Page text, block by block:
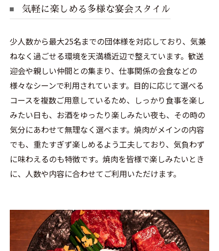
気軽に楽しめる多様な宴会スタイル
少人数から最大25名までの団体様を対応しており、気兼
ねなく過ごせる環境を天満橋近辺で整えています。歓送
迎会や親しい仲間との集まり、仕事関係の会食などの
様々なシーンで利用されています。目的に応じて選べる
コースを複数ご用意しているため、しっかり食事を楽し
みたい日も、お酒をゆったり楽しみたい夜も、その時の
気分にあわせて無理なく選べます。焼肉がメインの内容
でも、重たすぎず楽しめるよう工夫しており、気負わず
に味わえるのも特徴です。焼肉を皆様で楽しみたいとき
に、人数や内容に合わせてご利用いただけます。